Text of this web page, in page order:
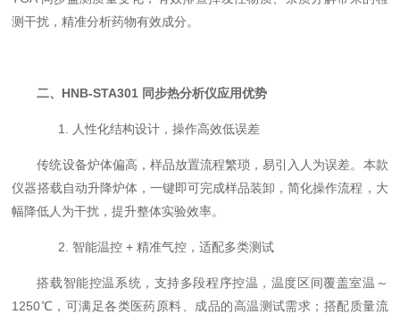
测干扰，精准分析药物有效成分。
二、HNB-STA301 同步热分析仪应用优势
1. 人性化结构设计，操作高效低误差
传统设备炉体偏高，样品放置流程繁琐，易引入人为误差。本款
仪器搭载自动升降炉体，一键即可完成样品装卸，简化操作流程，大
幅降低人为干扰，提升整体实验效率。
2. 智能温控 + 精准气控，适配多类测试
搭载智能控温系统，支持多段程序控温，温度区间覆盖室温～
1250℃，可满足各类医药原料、成品的高温测试需求；搭配质量流